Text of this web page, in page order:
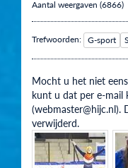
Aantal weergaven (6866)
Trefwoorden: G-sport
Mocht u het niet
kunt u dat per e-mail
verwijderd.